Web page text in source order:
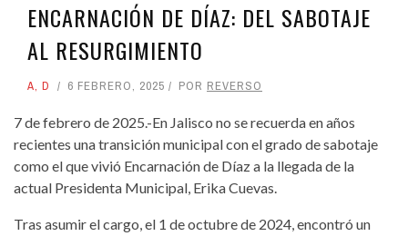
ENCARNACIÓN DE DÍAZ: DEL SABOTAJE
AL RESURGIMIENTO
A, D 6 FEBRERO, 2025 POR REVERSO
7 de febrero de 2025.-En Jalisco no se recuerda en años
recientes una transición municipal con el grado de sabotaje
como el que vivió Encarnación de Díaz a la llegada de la
actual Presidenta Municipal, Erika Cuevas.
Tras asumir el cargo, el 1 de octubre de 2024, encontró un